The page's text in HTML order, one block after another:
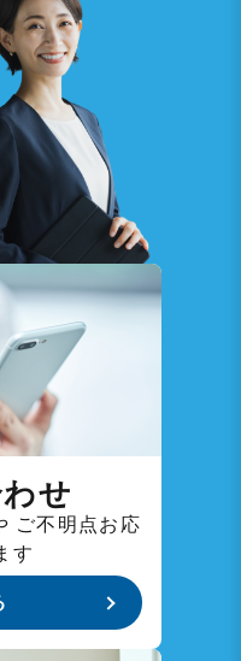
せ
ご不明点お応
す